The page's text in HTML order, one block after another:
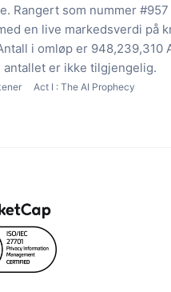
Rangert som nummer #957
en live markedsverdi på
i omløp er 948,239,310
antallet er ikke tilgjengelig.
Act I : The AI Prophecy